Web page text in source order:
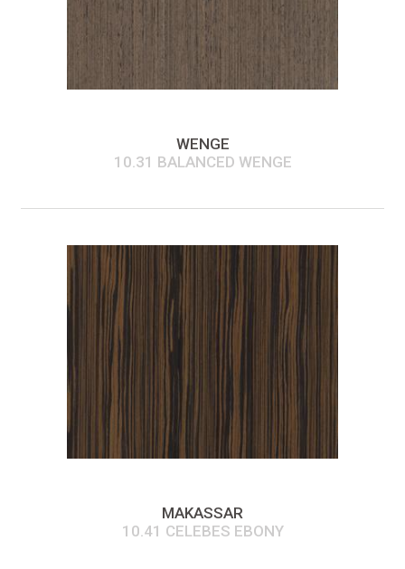
WENGE
10.31 BALANCED WENGE
MAKASSAR
10.41 CELEBES EBONY